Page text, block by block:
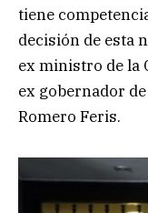
tiene
decisión de esta
ex ministro de la
ex gobernador
Romero Feris.